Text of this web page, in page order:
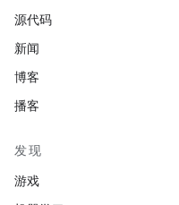
源代码
新闻
博客
播客
发现
游戏